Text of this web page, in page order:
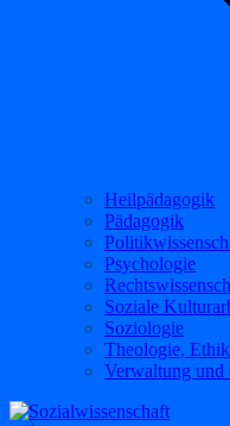
Heilpädagogik
Pädagogik
Psychologie
Soziale
Soziologie
Theologie,
Verwaltung und